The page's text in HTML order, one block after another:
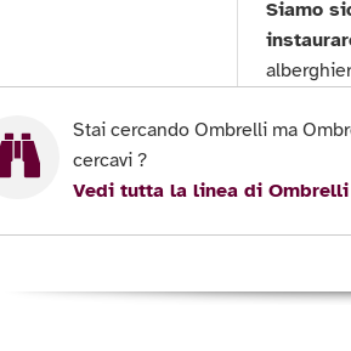
Siamo
Stai cercando Ombrelli ma
cercavi ?
Vedi tutta la linea di Ombrelli